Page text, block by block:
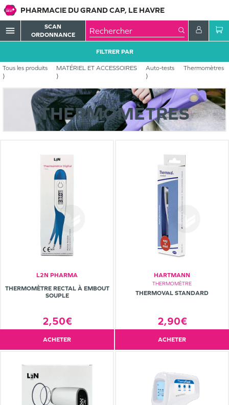
PHARMACIE DU GRAND CAP, LE HAVRE
menu
SCAN
ORDONNANCE
Tous les produits MATÉRIEL ET ACCESSOIRES Auto-tests Thermomètres
FILTRER PAR
THERMOMÈTRES
L2N PHARMA
THERMOMÈTRE RECTAL À EMBOUT
SOUPLE
2,50€
ACHETER
HARTMANN
THERMOMÈTRE
THERMOVAL STANDARD
2,90€
ACHETER